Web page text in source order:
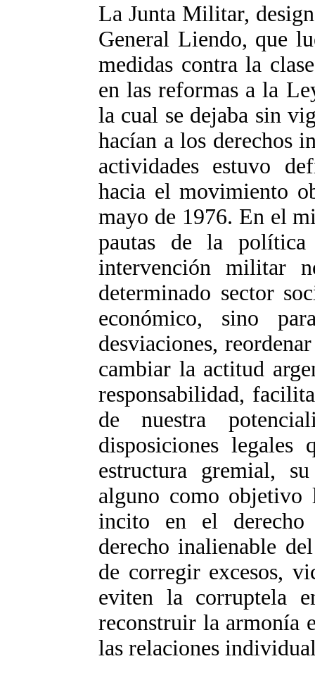
La Junta Militar,
General Liendo, que
medidas contra la
en las reformas a la
la cual se dejaba sin
hacían a los derechos
actividades estuvo
hacia el movimiento
mayo de 1976. En el
pautas de la
intervención militar
determinado sector
económico, sino
desviaciones,
cambiar la actitud
responsabilidad,
de nuestra
disposiciones
estructura gremial,
alguno como objetivo
incito en el derecho
derecho inalienable
de corregir excesos,
eviten la corruptela
reconstruir la armonía
las relaciones